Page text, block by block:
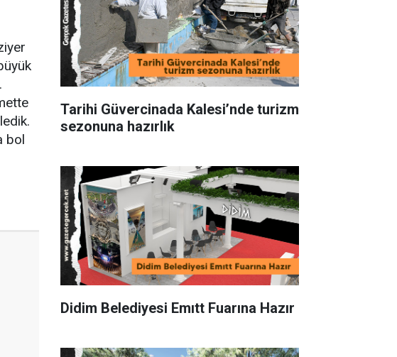
bol
Tarihi Güvercinada Kalesi’nde turizm
sezonuna hazırlık
Didim Belediyesi Emıtt Fuarına Hazır